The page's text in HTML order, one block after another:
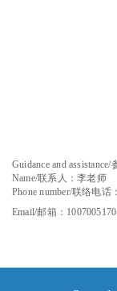
Guidance and assistance/
Name/联系人：李老师
Phone number/联络电话
Email/邮箱：